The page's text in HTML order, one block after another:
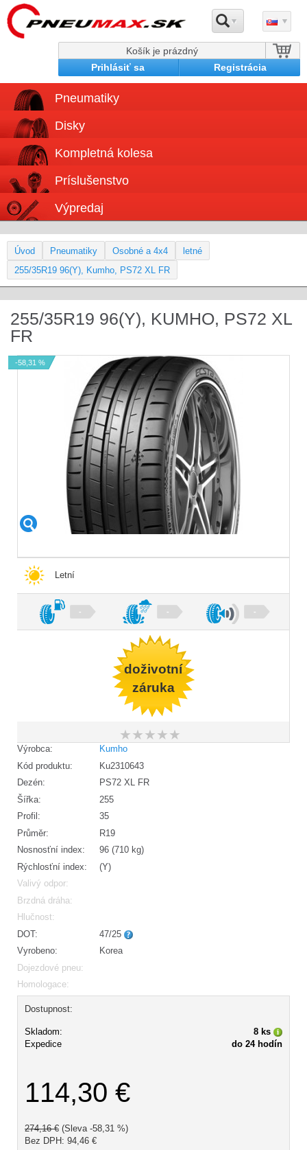
Košík je prázdný
Prihlásiť sa
Registrácia
Pneumatiky
Disky
Kompletná kolesa
Príslušenstvo
Výpredaj
Úvod Pneumatiky Osobné a 4x4
letné
255/35R19 96(Y), Kumho, PS72 XL FR
255/35R19 96(Y), KUMHO, PS72 XL
FR
-58,31 %
Letní
- - -
doživotní
záruka
★★★★★
★★★★★
Výrobca:
Kumho
Kód produktu:
Ku2310643
Dezén:
PS72 XL FR
Šířka:
255
Profil:
35
Průměr:
R19
Nosnosťní index:
96 (710 kg)
Rýchlosťní index:
(Y)
Valivý odpor:
Brzdná dráha:
Hlučnost:
DOT:
47/25
Vyrobeno:
Korea
Dojezdové pneu:
Homologace:
Dostupnost:
Skladom:
8 ks
Expedice
do 24 hodín
114,30 €
274,16 € (Sleva -58,31 %)
Bez DPH: 94,46 €